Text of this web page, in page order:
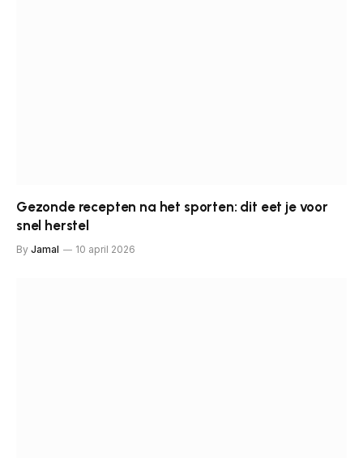
Gezonde recepten na het sporten: dit eet je voor
snel herstel
By Jamal 10 april 2026